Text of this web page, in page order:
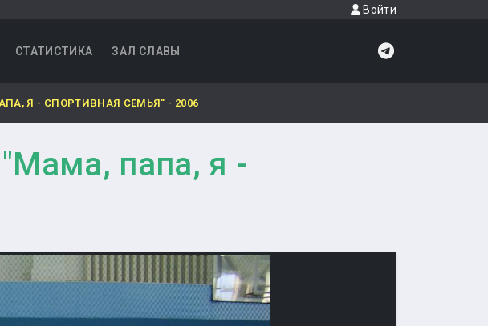
Войти
СТАТИСТИКА ЗАЛ СЛАВЫ
Я - СПОРТИВНАЯ СЕМЬЯ" - 2006
папа, я -